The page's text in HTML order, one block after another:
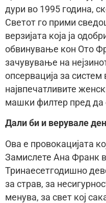
дури во 1995 година,
Светот го прими
верзијата која ја
обвинување кон Отo
зачувување на
опсервација за систем
највпечатливите
машки филтер пред да
Дали би и верувале
Ова е провокацијата
Замислете Ана Франк
Тринаесетгодишно
за страв, за
менува, за свет кој